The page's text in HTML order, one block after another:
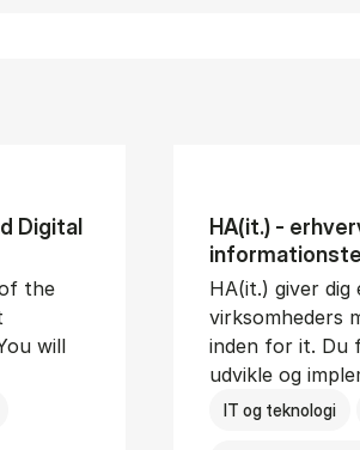
Di­git­al
the
will
HA(it.) -
HA(it.) giver
virksomheders
inden for it. Du
udvikle og
IT og teknologi